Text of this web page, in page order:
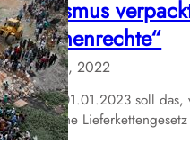
Lobbyismus
Menschenrechte“
Dez. 31, 2022
Ab dem 01.01.2023 soll das,
beschlossene